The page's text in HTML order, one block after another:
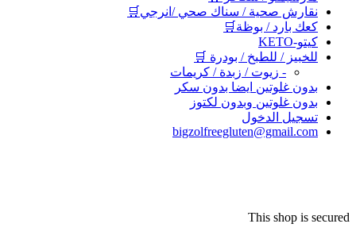
نقارش صحية / سناك صحي /انرجي🛒
كعك بارد / بوظة🛒
كيتو-KETO
للخبيز / للطبخ / بودرة 🛒
- زيوت / زبدة / كريمات
بدون غلوتين ايضا بدون سكر
بدون غلوتين وبدون لكتوز
تسجيل الدخول
bigzolfreegluten@gmail.com
This shop is secured